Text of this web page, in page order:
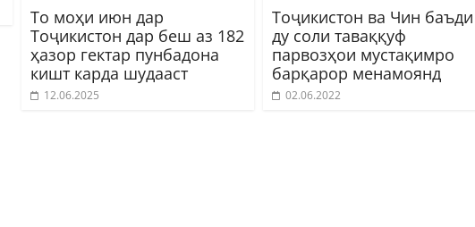
То моҳи июн дар
Тоҷикистон дар беш аз 182
ҳазор гектар пунбадона
кишт карда шудааст
12.06.2025
Тоҷикистон ва Чин баъди
ду соли таваққуф
парвозҳои мустақимро
барқарор менамоянд
02.06.2022